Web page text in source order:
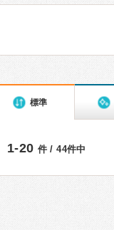
標準
1-20 件 / 44件中